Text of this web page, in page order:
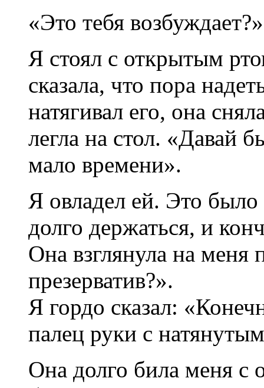
«Это тебя
Я стоял с открытым
сказала, что пора
натягивал его, она
легла на стол. «Давай
мало времени».
Я овладел ей. Это было
долго держаться, и
Она взглянула на меня
презерватив?».
Я гордо сказал:
палец руки с
Она долго била меня с